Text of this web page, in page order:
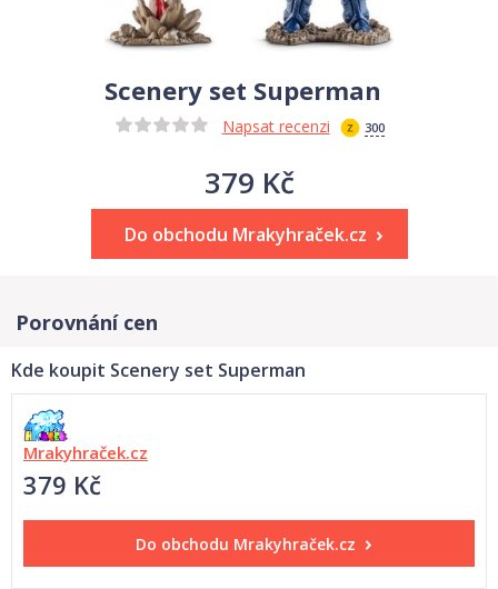
Scenery set Superman
Napsat recenzi 300
379 Kč
Do obchodu Mrakyhraček.cz
Porovnání cen
Kde koupit Scenery set Superman
Mrakyhraček.cz
379 Kč
Do obchodu Mrakyhraček.cz